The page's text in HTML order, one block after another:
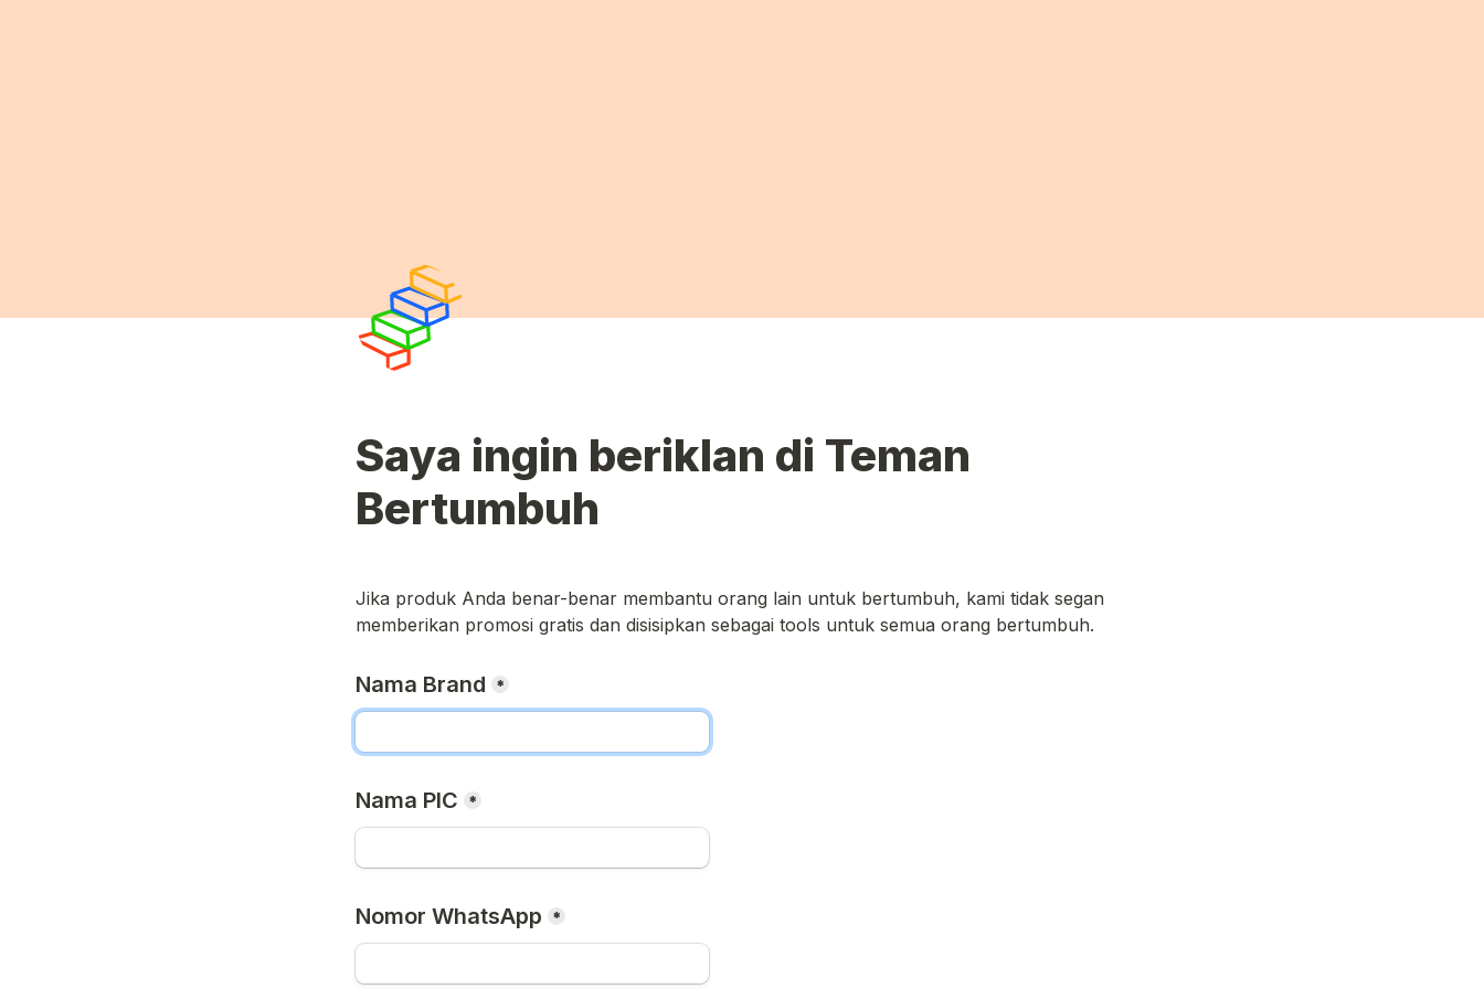
Saya ingin beriklan di Teman
Bertumbuh
Jika produk Anda benar-benar membantu orang lain untuk bertumbuh, kami tidak segan
memberikan promosi gratis dan disisipkan sebagai tools untuk semua orang bertumbuh.
Nama Brand *
Nama PIC *
Nomor WhatsApp *